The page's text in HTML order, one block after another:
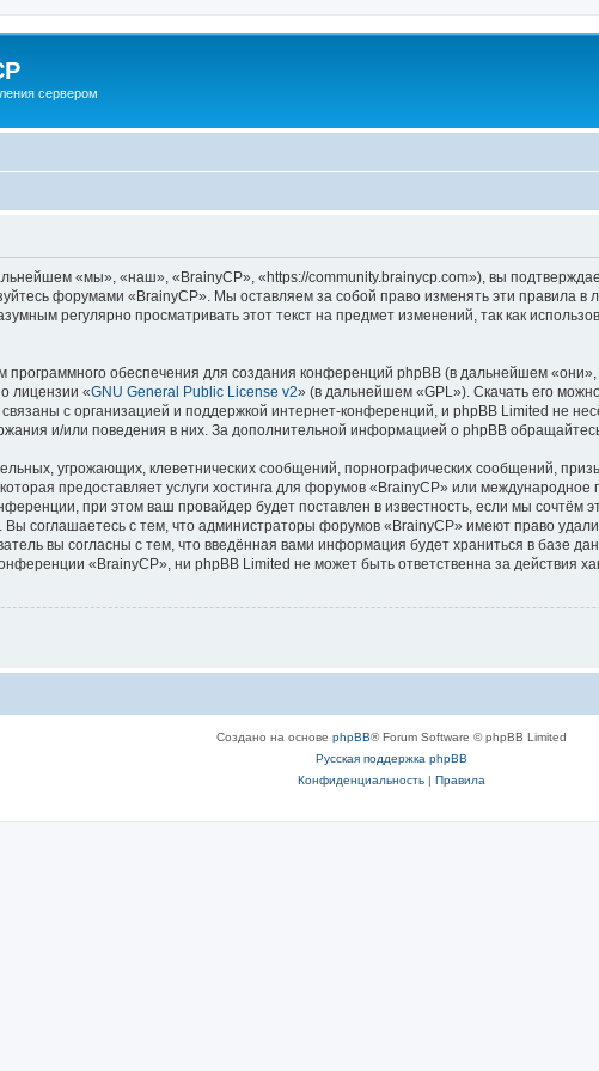
сервером
«мы», «наш», «BrainyCP», «https://community.brainycp.com»), вы
форумами «BrainyCP». Мы оставляем за собой право изменять эти правила
регулярно просматривать этот текст на предмет изменений, так как
обеспечения для создания конференций phpBB (в дальнейшем
лицензии «GNU General Public License v2» (в дальнейшем «GPL»). Скачать его
с организацией и поддержкой интернет-конференций, и phpBB Limited не
и/или поведения в них. За дополнительной информацией о phpBB
угрожающих, клеветнических сообщений, порнографических сообщений,
предоставляет услуги хостинга для форумов «BrainyCP» или
при этом ваш провайдер будет поставлен в известность, если мы сочтём
Вы соглашаетесь с тем, что администраторы форумов «BrainyCP» имеют право
вы согласны с тем, что введённая вами информация будет храниться в базе
«BrainyCP», ни phpBB Limited не может быть ответственна за действия
Создано на основе phpBB® Forum Software © phpBB Limited
Русская поддержка phpBB
Конфиденциальность| Правила